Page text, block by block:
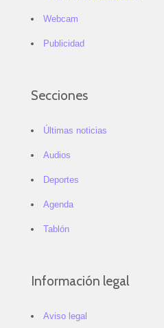
Webcam
Publicidad
Secciones
Últimas noticias
Audios
Deportes
Agenda
Tablón
Información legal
Aviso legal